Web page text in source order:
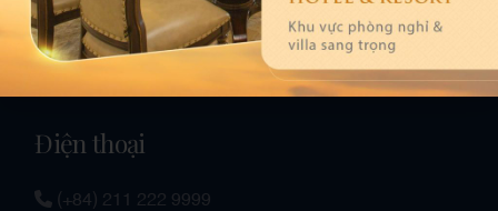
Điện thoại
(+84) 211 222 9999